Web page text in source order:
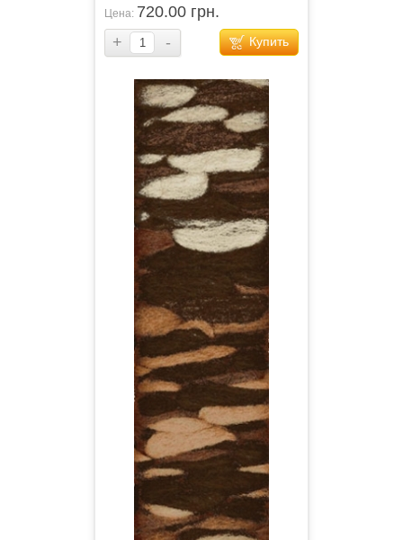
Цена: 720.00 грн.
+
- Купить